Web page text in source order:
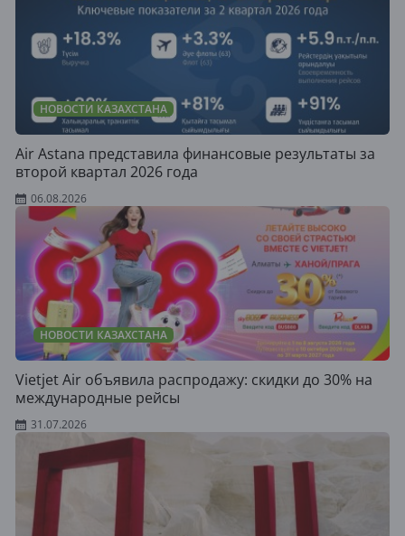
НОВОСТИ КАЗАХСТАНА
Air Astana представила финансовые результаты за
второй квартал 2026 года
06.08.2026
НОВОСТИ КАЗАХСТАНА
Vietjet Air объявила распродажу: скидки до 30% на
международные рейсы
31.07.2026